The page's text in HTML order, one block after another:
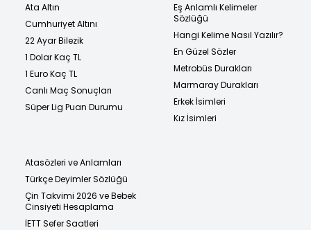
Ata Altın
Cumhuriyet Altını
22 Ayar Bilezik
1 Dolar Kaç TL
1 Euro Kaç TL
Canlı Maç Sonuçları
Süper Lig Puan Durumu
Eş Anlamlı Kelimeler
Sözlüğü
Hangi Kelime Nasıl Yazılır?
En Güzel Sözler
Metrobüs Durakları
Marmaray Durakları
Erkek İsimleri
Kız İsimleri
Atasözleri ve Anlamları
Türkçe Deyimler Sözlüğü
Çin Takvimi 2026 ve Bebek
Cinsiyeti Hesaplama
İETT Sefer Saatleri